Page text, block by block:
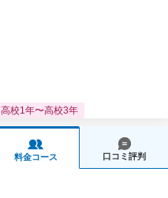
高校1年〜高校3年
料金コース 口コミ評判